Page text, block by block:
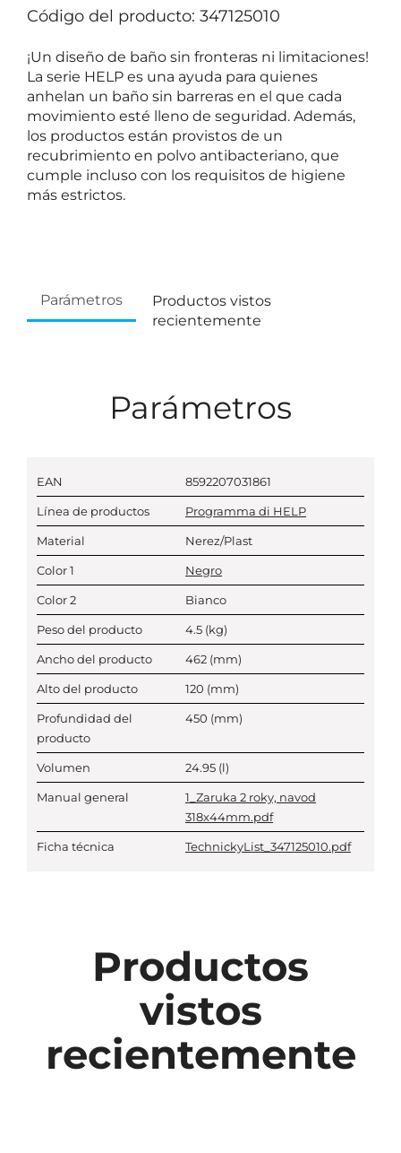
Código del producto: 347125010
¡Un diseño de baño sin fronteras ni limitaciones!
La serie HELP es una ayuda para quienes
anhelan un baño sin barreras en el que cada
movimiento esté lleno de seguridad. Además,
los productos están provistos de un
recubrimiento en polvo antibacteriano, que
cumple incluso con los requisitos de higiene
más estrictos.
Parámetros
Productos vistos
recientemente
Parámetros
EAN 8592207031861
Línea de productos Programma di HELP
Material Nerez/Plast
Color 1 Negro
Color 2 Bianco
Peso del producto 4.5 (kg)
Ancho del producto 462 (mm)
Alto del producto 120 (mm)
Profundidad del
producto
450 (mm)
Volumen 24.95 (l)
Manual general
1_Zaruka 2 roky, navod
318x44mm.pdf
Ficha técnica TechnickyList_347125010.pdf
Productos
vistos
recientemente